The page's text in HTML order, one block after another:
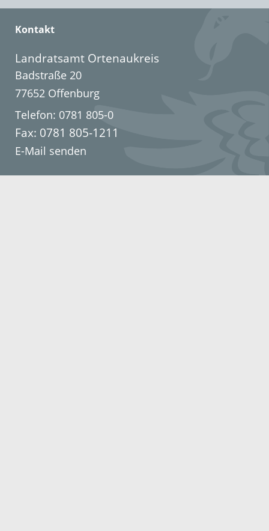
Kontakt
Landratsamt Ortenaukreis
Badstraße 20
77652 Offenburg
Telefon: 0781 805-0
Fax: 0781 805-1211
E-Mail senden